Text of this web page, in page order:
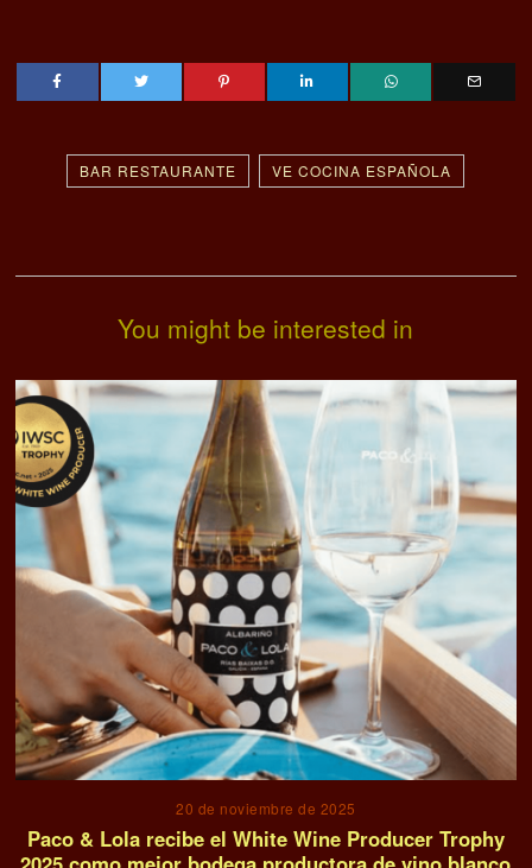
BAR RESTAURANTE VE COCINA ESPAÑOLA
You might be interested in
20 de noviembre de 2025
Paco & Lola recibe el White Wine Producer Trophy